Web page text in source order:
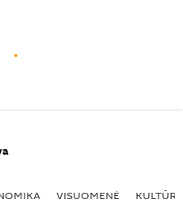
VISUOMENĖ KULTŪRA